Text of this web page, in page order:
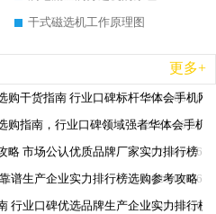
干式磁选机工作原理图
更多+
2026-06-26
购干货指南 行业口碑标杆华体会手机网
2026-06-26
购指南，行业口碑领域强者华体会手机
2026-06-26
略 市场公认优质品牌厂家实力排行榜
2026-06-26
谱生产企业实力排行榜选购参考攻略
2026-06-26
行业口碑优选品牌生产企业实力排行榜